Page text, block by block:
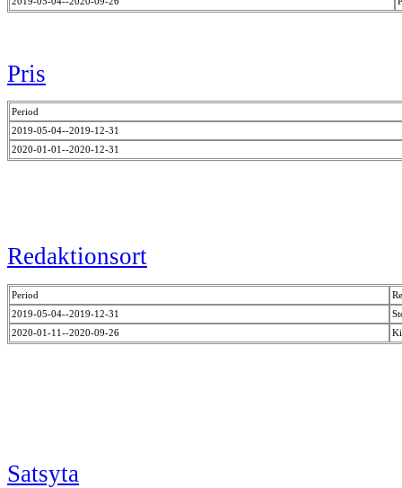
Pris
Period
2019-05-04--2019-12-31
2020-01-01--2020-12-31
Redaktionsort
Period
2019-05-04--2019-12-31
2020-01-11--2020-09-26
Satsyta